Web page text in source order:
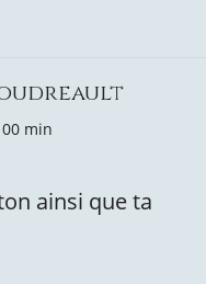
min
ainsi que ta